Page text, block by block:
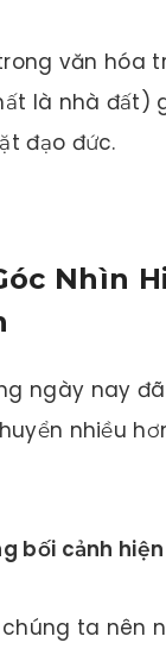
văn hóa
là nhà đất)
đạo đức.
Nhìn
ngày nay
nhiều
bối cảnh
chúng ta nên